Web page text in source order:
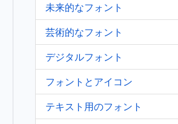
未来的なフォント
芸術的なフォント
デジタルフォント
フォントとアイコン
テキスト用のフォント